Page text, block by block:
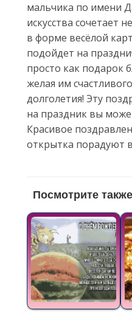
мальчика по имени
искусства сочетает
в форме весёлой
подойдет на
просто как подарок
желая им
долголетия! Эту
на праздник вы
Красивое
открытка порадуют
Посмотрите